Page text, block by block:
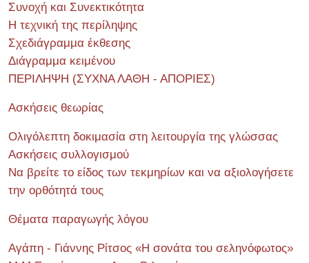
Συνοχή και Συνεκτικότητα
Η τεχνική της περίληψης
Σχεδιάγραμμα έκθεσης
Διάγραμμα κειμένου
ΠΕΡΙΛΗΨΗ (ΣΥΧΝΑ ΛΑΘΗ - ΑΠΟΡΙΕΣ)
Ασκήσεις θεωρίας
Ολιγόλεπτη δοκιμασία στη λειτουργία της γλώσσας
Ασκήσεις συλλογισμού
Να βρείτε το είδος των τεκμηρίων και να αξιολογήσετε
την ορθότητά τους
Θέματα παραγωγής λόγου
Αγάπη - Γιάννης Ρίτσος «Η σονάτα του σεληνόφωτος»